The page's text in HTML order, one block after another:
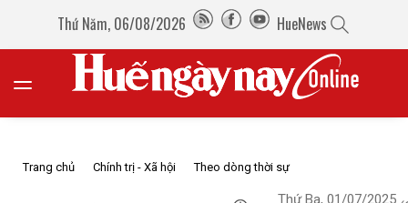
Thứ Năm, 06/08/2026 HueNews
Trang chủ Chính trị - Xã hội Theo dòng thời sự
Thứ Ba, 01/07/2025